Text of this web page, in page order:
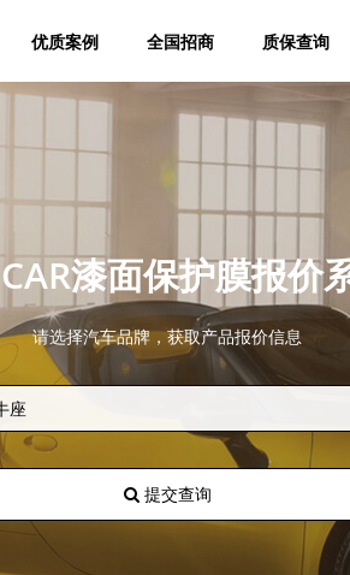
优质案例 全国招商 质保查询
漆面保护膜报价
请选择汽车品牌，获取产品报价信息
提交查询